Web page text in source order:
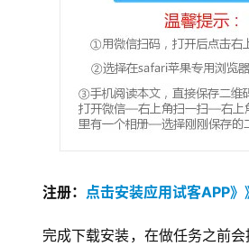
注册： 点击安装应用试客APP》
完成下载安装，在做任务之前